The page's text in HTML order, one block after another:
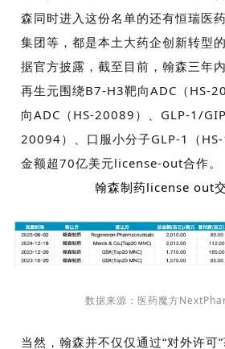
森同时进入这份名单的还有恒瑞医
集团等，都是本土大药企创新转型的
据官方披露，截至目前，翰森三年
再生元围绕B7-H3靶向ADC （ HS-
向ADC （ HS-20089 ）、 GLP-1/GIP
20094）、口服小分子GLP-1 （
金额超70亿美元license-out合作。
翰森制药license out
数据来源：医药魔方
当然，翰森并不仅仅通过“对外许可”